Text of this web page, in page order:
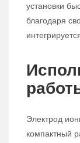
установки
благодаря
Электрод
компактный